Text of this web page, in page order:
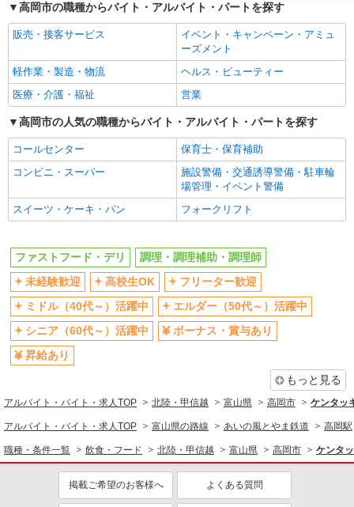
短時間勤務（1日4h以内）OK
上場企業・上場企業のグループ会
社
交通費支給
社会保険あり
まかない・食事補助
社員登用あり
高岡市の職種からバイト・アルバイト・パートを探す
販売・接客サービス
イベント・キャンペーン・アミュ
ーズメント
軽作業・製造・物流
ヘルス・ビューティー
医療・介護・福祉
営業
高岡市の人気の職種からバイト・アルバイト・パートを探す
コールセンター
保育士・保育補助
コンビニ・スーパー
施設警備・交通誘導警備・駐車輪
場管理・イベント警備
スイーツ・ケーキ・パン
フォークリフト
ファストフード・デリ
調理・調理補助・調理師
未経験歓迎
高校生OK
フリーター歓迎
ミドル（40代～）活躍中
エルダー（50代～）活躍中
シニア（60代～）活躍中
ボーナス・賞与あり
昇給あり
もっと見る
アルバイト・バイト・求人TOP 北陸・甲信越 富山県 高岡市 ケンタッ
アルバイト・バイト・求人TOP 富山県の路線 あいの風とやま鉄道 高岡駅
職種・条件一覧 飲食・フード 北陸・甲信越 富山県 高岡市 ケンタ
掲載ご希望のお客様へ よくある質問